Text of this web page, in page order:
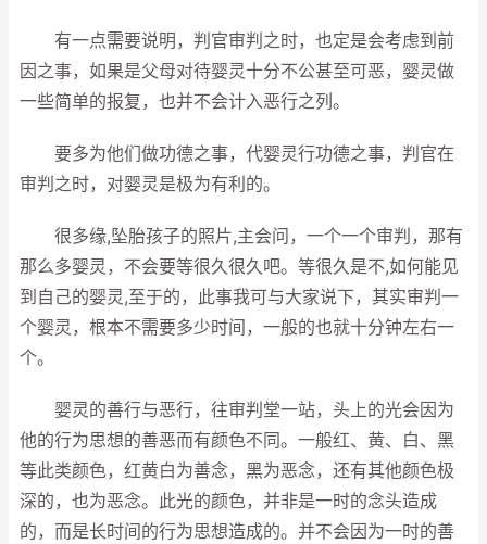
有一点需要说明，判官审判之时，也定是会考虑到前
因之事，如果是父母对待婴灵十分不公甚至可恶，婴灵做
一些简单的报复，也并不会计入恶行之列。
要多为他们做功德之事，代婴灵行功德之事，判官在
审判之时，对婴灵是极为有利的。
很多缘,坠胎孩子的照片,主会问，一个一个审判，那有
那么多婴灵，不会要等很久很久吧。等很久是不,如何能见
到自己的婴灵,至于的，此事我可与大家说下，其实审判一
个婴灵，根本不需要多少时间，一般的也就十分钟左右一
个。
婴灵的善行与恶行，往审判堂一站，头上的光会因为
他的行为思想的善恶而有颜色不同。一般红、黄、白、黑
等此类颜色，红黄白为善念，黑为恶念，还有其他颜色极
深的，也为恶念。此光的颜色，并非是一时的念头造成
的，而是长时间的行为思想造成的。并不会因为一时的善